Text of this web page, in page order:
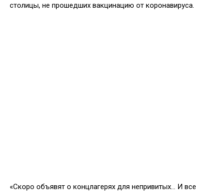
столицы, не прошедших вакцинацию от коронавируса.
«Скоро объявят о концлагерях для непривитых… И все